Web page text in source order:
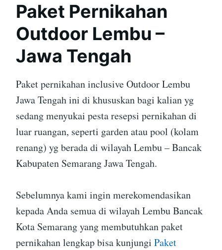
Paket Pernikahan
Outdoor Lembu –
Jawa Tengah
Paket pernikahan inclusive Outdoor Lembu
Jawa Tengah ini di khususkan bagi kalian yg
sedang menyukai pesta resepsi pernikahan di
luar ruangan, seperti garden atau pool (kolam
renang) yg berada di wilayah Lembu – Bancak
Kabupaten Semarang Jawa Tengah.
Sebelumnya kami ingin merekomendasikan
kepada Anda semua di wilayah Lembu Bancak
Kota Semarang yang membutuhkan paket
pernikahan lengkap bisa kunjungi Paket